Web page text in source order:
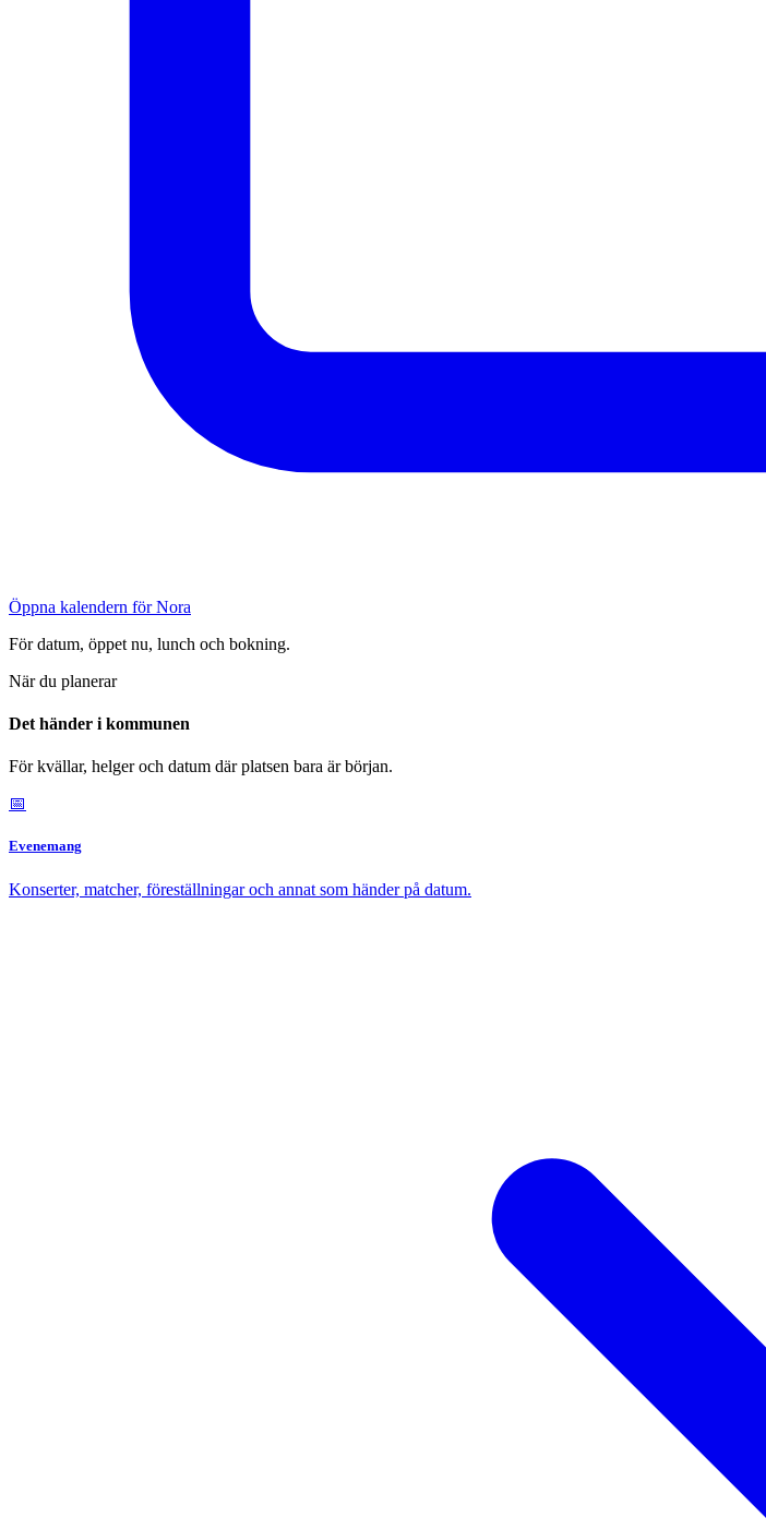
Öppna kalendern för Nora
För datum, öppet nu, lunch och bokning.
När du planerar
Det händer i kommunen
För kvällar, helger och datum där platsen bara är början.
📅
Evenemang
Konserter, matcher, föreställningar och annat som händer på datum.